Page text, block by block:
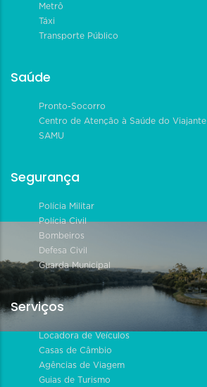
Metrô
Táxi
Transporte Público
Saúde
Pronto-Socorro
Centro de Atenção à Saúde do Viajante
SAMU
Segurança
Polícia Militar
Polícia Civil
Bombeiros
Defesa Civil
Guarda Municipal
Serviços
Locadora de Veículos
Casas de Câmbio
Agências de Viagem
Guias de Turismo